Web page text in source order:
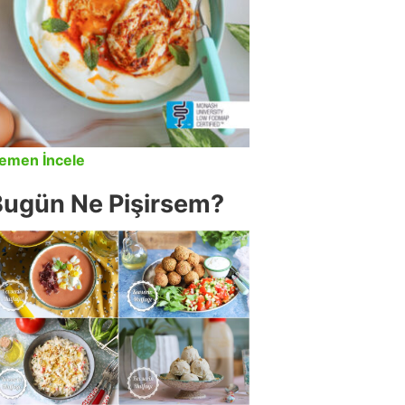
İncele
Ne Pişirsem?